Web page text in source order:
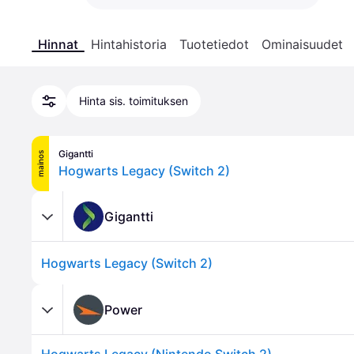
Hinnat Hintahistoria Tuotetiedot Ominaisuudet
Hinta sis. toimituksen
mainos Gigantti
Hogwarts Legacy (Switch 2)
Gigantti
Hogwarts Legacy (Switch 2)
Power